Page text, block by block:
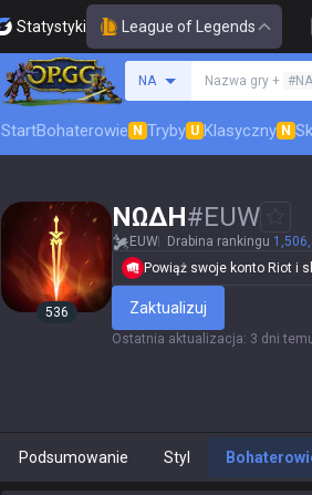
Statystyki League of Legends
NA Nazwa gry +
StartBohaterowie N Tryby U Klasyczny N
536
NΩΔH#EUW
EUW Drabina rankingu
Powiąż swoje konto Riot i
Zaktualizuj
Ostatnia aktualizacja: 3 dni
Podsumowanie Styl